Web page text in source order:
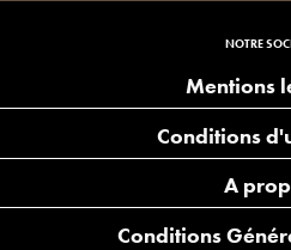
NOTRE
Mentions
Conditions
A
Conditions